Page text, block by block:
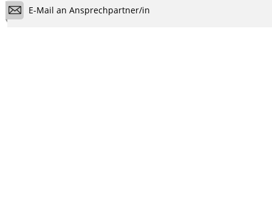
E-Mail an Ansprechpartner/in